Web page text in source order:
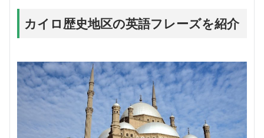
カイロ歴史地区の英語フレーズを紹介